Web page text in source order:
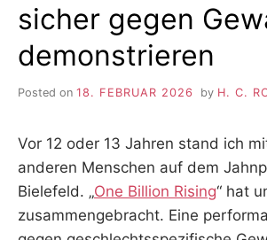
sicher gegen
demonstrieren
Posted on 18. FEBRUAR 2026 by H. C.
Vor 12 oder 13 Jahren stand ich
anderen Menschen auf dem
Bielefeld. „One Billion Rising“ hat
zusammengebracht. Eine